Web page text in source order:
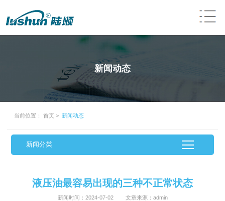
新闻动态
当前位置： 首页 > 新闻动态
新闻分类
液压油最容易出现的三种不正常状态
新闻时间：2024-07-02 文章来源：admin